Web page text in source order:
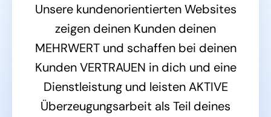
Unsere kundenorientierten Websites
zeigen deinen Kunden deinen
MEHRWERT und schaffen bei deinen
Kunden VERTRAUEN in dich und eine
Dienstleistung und leisten AKTIVE
Überzeugungsarbeit als Teil deines